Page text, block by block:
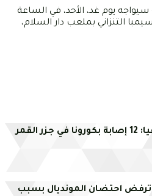
يوم غد، الأحد، في الساعة
التنزاني بملعب دار السلام،
القمر
ترفض احتضان المونديال بسبب